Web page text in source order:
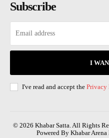
Subscribe
I
I've read and accept the Privacy
© 2026 Khabar Satta. All Rights
Powered By Khabar